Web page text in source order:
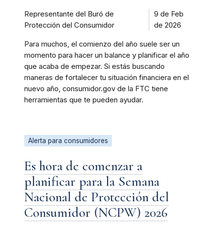
Representante del Buró de
Protección del Consumidor
9 de Feb
de 2026
Para muchos, el comienzo del año suele ser un
momento para hacer un balance y planificar el año
que acaba de empezar. Si estás buscando
maneras de fortalecer tu situación financiera en el
nuevo año, consumidor.gov de la FTC tiene
herramientas que te pueden ayudar.
Alerta para consumidores
Es hora de comenzar a
planificar para la Semana
Nacional de Protección del
Consumidor (NCPW) 2026